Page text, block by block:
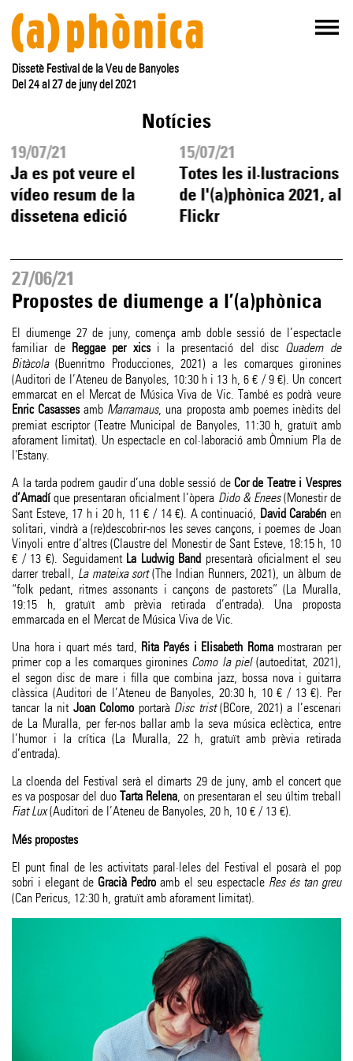
Dissetè Festival de la Veu de Banyoles
Del 24 al 27 de juny del 2021
Notícies
19/07/21
Ja es pot veure el
vídeo resum de la
dissetena edició
15/07/21
Totes les il·lustracions
de l'(a)phònica 2021, al
Flickr
27/06/21
Propostes de diumenge a l’(a)phònica
El diumenge 27 de juny, comença amb doble sessió de l’espectacle
familiar de Reggae per xicsi la presentació del disc Quadern de
Bitàcola(Buenritmo Producciones, 2021) a les comarques gironines
(Auditori de l’Ateneu de Banyoles, 10:30 h i 13 h, 6 € / 9 €). Un concert
emmarcat en el Mercat de Música Viva de Vic. També es podrà veure
Enric Casassesamb Marramaus, una proposta amb poemes inèdits del
premiat escriptor (Teatre Municipal de Banyoles, 11:30 h, gratuït amb
aforament limitat). Un espectacle en col·laboració amb Òmnium Pla de
l'Estany.
A la tarda podrem gaudir d’una doble sessió de Cor de Teatre i Vespres
d’Arnadíque presentaran oficialment l’òpera Dido & Enees(Monestir de
Sant Esteve, 17 h i 20 h, 11 € / 14 €). A continuació, David Carabén en
solitari, vindrà a (re)descobrir-nos les seves cançons, i poemes de Joan
Vinyoli entre d’altres (Claustre del Monestir de Sant Esteve, 18:15 h, 10
€ / 13 €). Seguidament La Ludwig Band presentarà oficialment el seu
darrer treball, La mateixa sort(The Indian Runners, 2021), un àlbum de
“folk pedant, ritmes assonants i cançons de pastorets” (La Muralla,
19:15 h, gratuït amb prèvia retirada d’entrada). Una proposta
emmarcada en el Mercat de Música Viva de Vic.
Una hora i quart més tard, Rita Payés i Elisabeth Romamostraran per
primer cop a les comarques gironines Como la piel(autoeditat, 2021),
el segon disc de mare i filla que combina jazz, bossa nova i guitarra
clàssica (Auditori de l’Ateneu de Banyoles, 20:30 h, 10 € / 13 €). Per
tancar la nit Joan Colomo portarà Disc trist(BCore, 2021) a l’escenari
de La Muralla, per fer-nos ballar amb la seva música eclèctica, entre
l’humor i la crítica (La Muralla, 22 h, gratuït amb prèvia retirada
d’entrada).
La cloenda del Festival serà el dimarts 29 de juny, amb el concert que
es va posposar del duo Tarta Relena, on presentaran el seu últim treball
Fiat Lux(Auditori de l’Ateneu de Banyoles, 20 h, 10 € / 13 €).
Més propostes
El punt final de les activitats paral·leles del Festival el posarà el pop
sobri i elegant de Gracià Pedro amb el seu espectacle Res és tan greu
(Can Pericus, 12:30 h, gratuït amb aforament limitat).